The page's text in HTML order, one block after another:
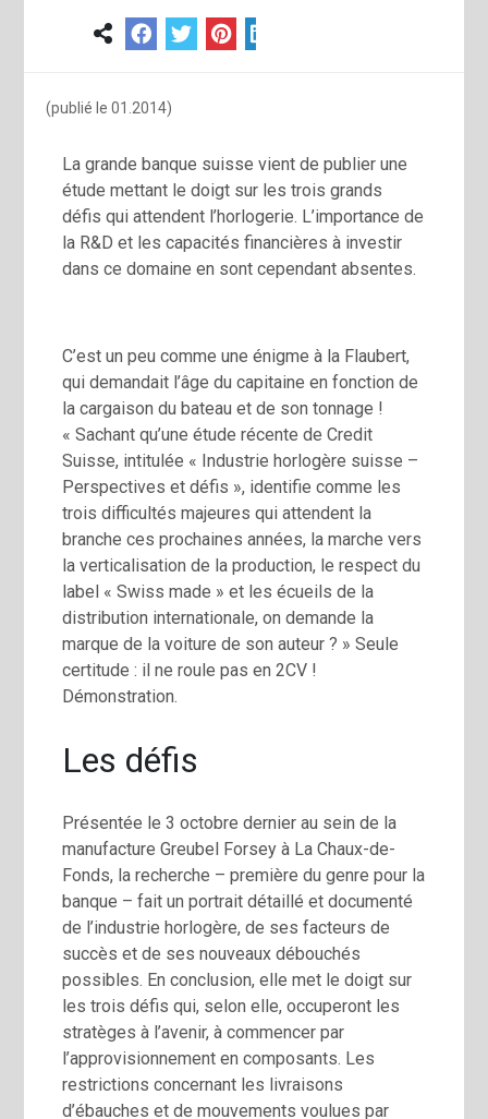
(publié le 01.2014)
La grande banque suisse vient de publier une
étude mettant le doigt sur les trois grands
défis qui attendent l’horlogerie. L’importance de
la R&D et les capacités financières à investir
dans ce domaine en sont cependant absentes.
C’est un peu comme une énigme à la Flaubert,
qui demandait l’âge du capitaine en fonction de
la cargaison du bateau et de son tonnage !
« Sachant qu’une étude récente de Credit
Suisse, intitulée « Industrie horlogère suisse –
Perspectives et défis », identifie comme les
trois difficultés majeures qui attendent la
branche ces prochaines années, la marche vers
la verticalisation de la production, le respect du
label « Swiss made » et les écueils de la
distribution internationale, on demande la
marque de la voiture de son auteur ? » Seule
certitude : il ne roule pas en 2CV !
Démonstration.
Les défis
Présentée le 3 octobre dernier au sein de la
manufacture Greubel Forsey à La Chaux-de-
Fonds, la recherche – première du genre pour la
banque – fait un portrait détaillé et documenté
de l’industrie horlogère, de ses facteurs de
succès et de ses nouveaux débouchés
possibles. En conclusion, elle met le doigt sur
les trois défis qui, selon elle, occuperont les
stratèges à l’avenir, à commencer par
l’approvisionnement en composants. Les
restrictions concernant les livraisons
d’ébauches et de mouvements voulues par